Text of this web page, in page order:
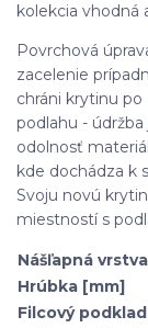
kolekcia vhodná
Povrchová
zacelenie
chráni krytinu
podlahu -
odolnosť
kde dochádza k
Svoju novú
miestností s
Nášľapná
Hrúbka [mm]
Filcový podklad